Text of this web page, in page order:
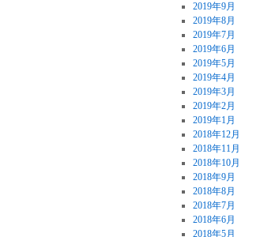
2019年9月
2019年8月
2019年7月
2019年6月
2019年5月
2019年4月
2019年3月
2019年2月
2019年1月
2018年12月
2018年11月
2018年10月
2018年9月
2018年8月
2018年7月
2018年6月
2018年5月